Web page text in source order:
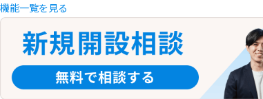
機能一覧を見る